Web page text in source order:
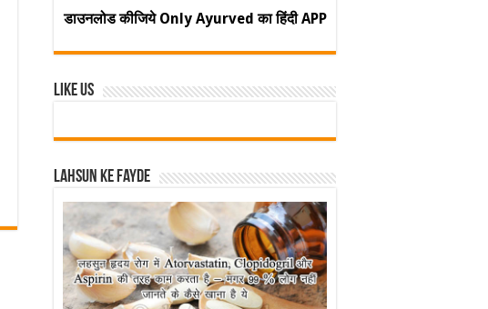
डाउनलोड कीजिये Only Ayurved का हिंदी APP
Like Us
Lahsun ke fayde